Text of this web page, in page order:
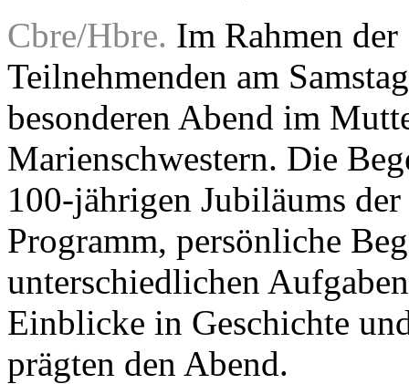
Cbre/Hbre. Im Rahmen
Teilnehmenden am
besonderen Abend im
Marienschwestern. Die
100-jährigen Jubiläums
Programm, persönliche
unterschiedlichen
Einblicke in Geschichte
prägten den Abend.